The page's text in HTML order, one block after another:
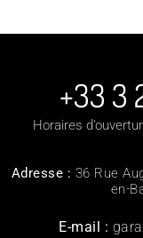
+33 3
Horaires
Adresse : 36 Rue
en-
E-mail :